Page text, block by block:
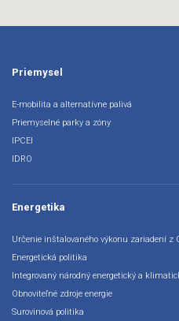
Priemysel
E-mobilita a alternatívne palivá
Priemyselné parky a zóny
IPCEI
IDRO
Energetika
Určenie inštalovaného výkonu zariadení z
Energetická politika
Integrovaný národný energetický a
Obnoviteľné zdroje energie
Surovinová politika